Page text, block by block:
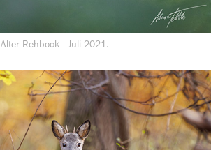
Alter Rehbock - Juli 2021.